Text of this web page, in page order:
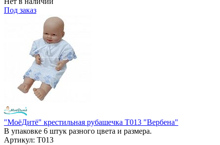
Под заказ
"МоёДитё" крестильная рубашечка Т013 "Вербена"
В упаковке 6 штук разного цвета и размера.
Артикул: Т013